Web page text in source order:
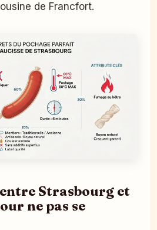
de Francfort.
Strasbourg et
ne pas se